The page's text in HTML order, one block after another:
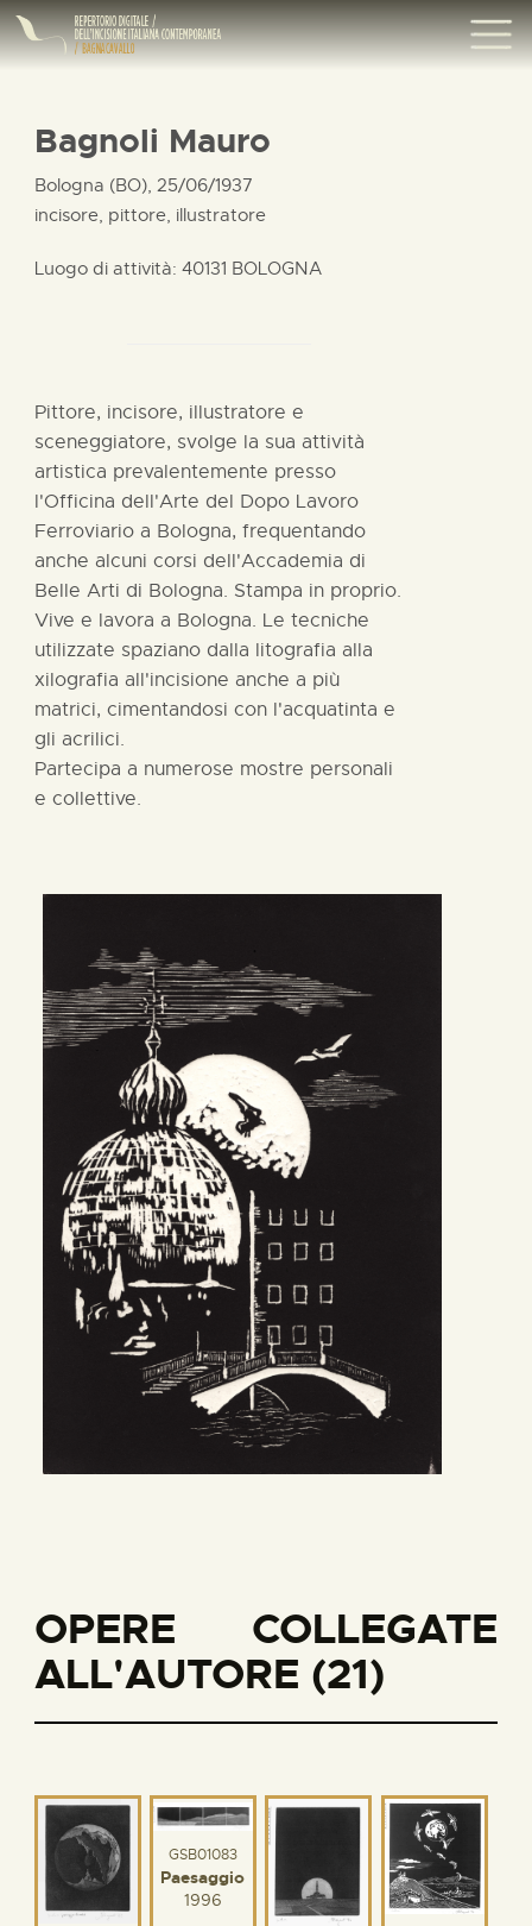
Bagnoli Mauro
Bologna (BO), 25/06/1937
incisore, pittore, illustratore
Luogo di attività: 40131 BOLOGNA
Pittore, incisore, illustratore e
sceneggiatore, svolge la sua attività
artistica prevalentemente presso
l'Officina dell'Arte del Dopo Lavoro
Ferroviario a Bologna, frequentando
anche alcuni corsi dell'Accademia di
Belle Arti di Bologna. Stampa in proprio.
Vive e lavora a Bologna. Le tecniche
utilizzate spaziano dalla litografia alla
xilografia all'incisione anche a più
matrici, cimentandosi con l'acquatinta e
gli acrilici.
Partecipa a numerose mostre personali
e collettive.
OPERE COLLEGATE
ALL'AUTORE (21)
GSB01083
Paesaggio
1996